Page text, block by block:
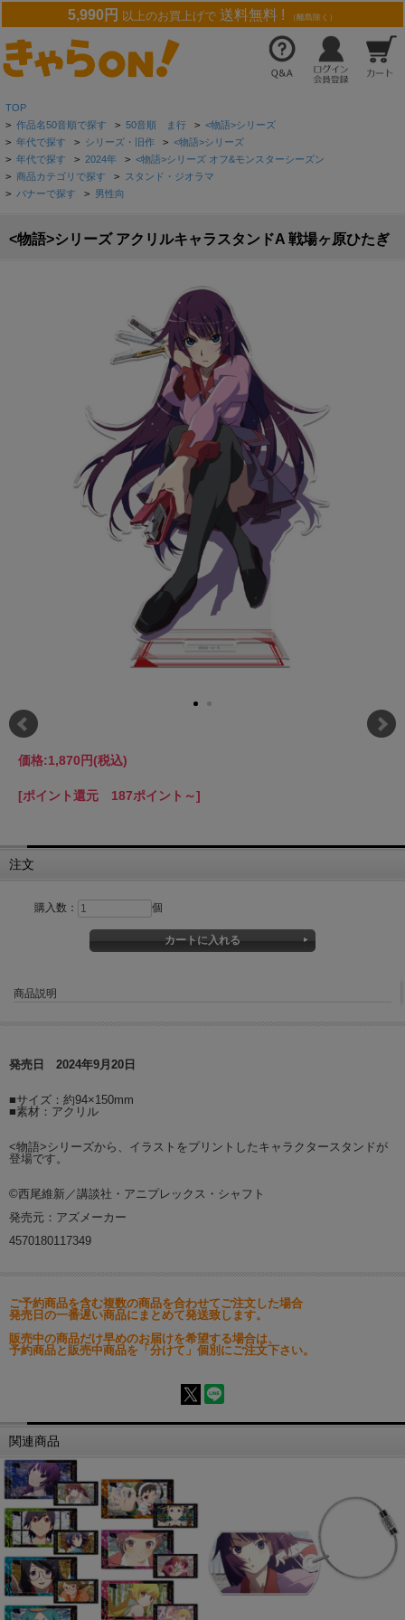
5,990円 以上のお買上げで 送料無料 ! （離島除く）
TOP
> 作品名50音順で探す > 50音順 ま行 > <物語>シリーズ
> 年代で探す > シリーズ・旧作 > <物語>シリーズ
> 年代で探す > 2024年 > <物語>シリーズ オフ&モンスターシーズン
> 商品カテゴリで探す > スタンド・ジオラマ
> バナーで探す > 男性向
<物語>シリーズ アクリルキャラスタンドA 戦場ヶ原ひたぎ
価格:1,870円(税込)
[ポイント還元 187ポイント～]
注文
購入数： 個
商品説明
発売日 2024年9月20日
■サイズ：約94×150mm
■素材：アクリル
<物語>シリーズから、イラストをプリントしたキャラクタースタンドが
登場です。
©西尾維新／講談社・アニプレックス・シャフト
発売元：アズメーカー
4570180117349
ご予約商品を含む複数の商品を合わせてご注文した場合
発売日の一番遅い商品にまとめて発送致します。
販売中の商品だけ早めのお届けを希望する場合は、
予約商品と販売中商品を「分けて」個別にご注文下さい。
関連商品